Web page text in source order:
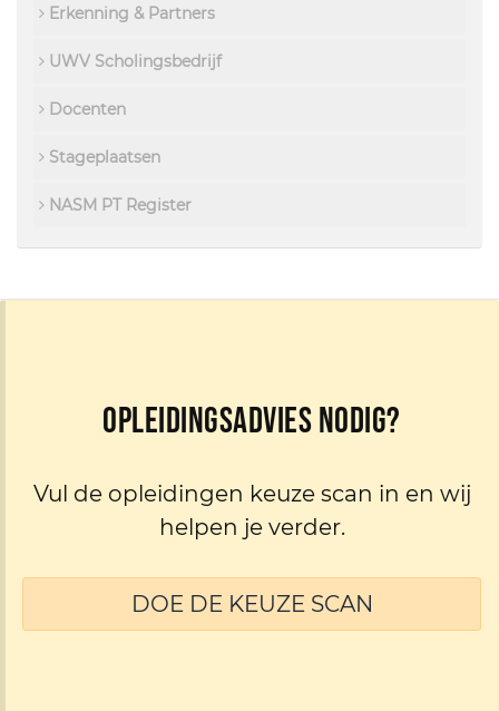
Erkenning & Partners
UWV Scholingsbedrijf
Docenten
Stageplaatsen
NASM PT Register
Opleidingsadvies nodig?
Vul de opleidingen keuze scan in en wij
helpen je verder.
DOE DE KEUZE SCAN